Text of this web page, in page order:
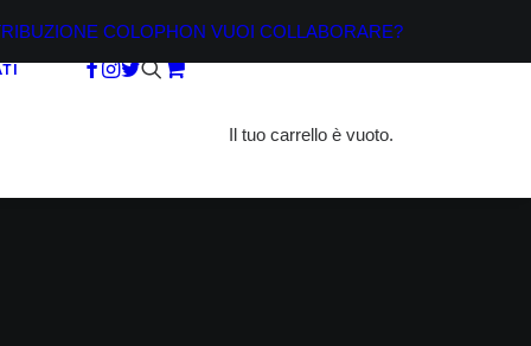
COLOPHON VUOI COLLABORARE?
Il tuo carrello è vuoto.